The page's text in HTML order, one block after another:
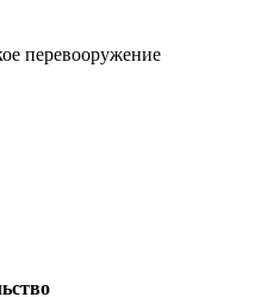
перевооружение